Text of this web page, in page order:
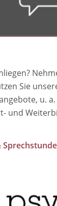
Sie
u.
und